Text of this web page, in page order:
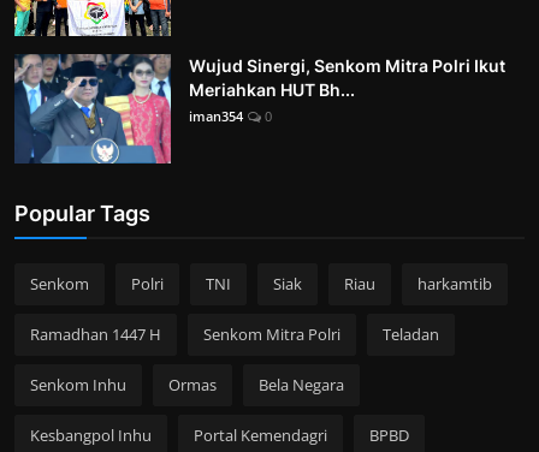
Wujud Sinergi, Senkom Mitra Polri Ikut
Meriahkan HUT Bh...
iman354 0
Popular Tags
Senkom Polri TNI Siak Riau harkamtib
Ramadhan 1447 H Senkom Mitra Polri Teladan
Senkom Inhu Ormas Bela Negara
Kesbangpol Inhu Portal Kemendagri BPBD